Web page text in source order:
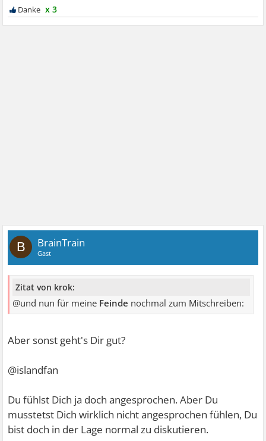
x 3
B BrainTrain
Gast
Zitat von krok:
@und nun für meine Feinde nochmal zum Mitschreiben:
Aber sonst geht's Dir gut?
@islandfan
Du fühlst Dich ja doch angesprochen. Aber Du
musstetst Dich wirklich nicht angesprochen fühlen, Du
bist doch in der Lage normal zu diskutieren.